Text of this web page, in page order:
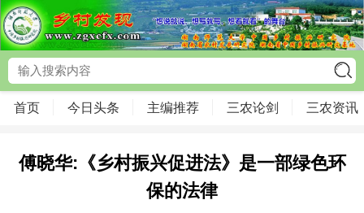
首页 今日头条 主编推荐 三农论剑 三农资讯
傅晓华:《乡村振兴促进法》是一部绿色环
保的法律